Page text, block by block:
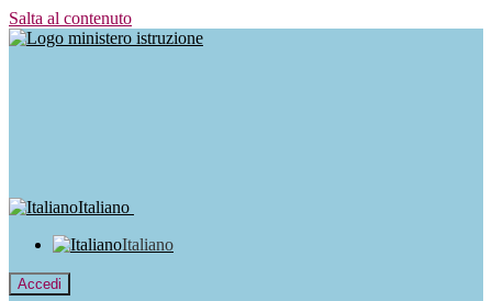
Salta al contenuto
Italiano
Italiano
Accedi